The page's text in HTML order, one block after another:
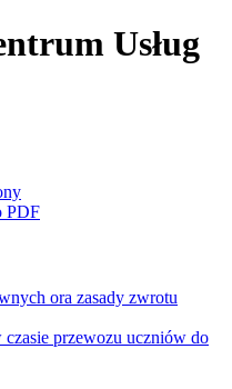
Usług
PDF
ora zasady zwrotu
czasie przewozu uczniów do